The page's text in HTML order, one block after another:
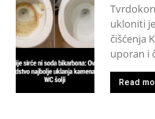
ukloniti
čišćenja
uporan i
Read